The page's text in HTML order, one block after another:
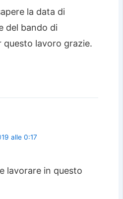
la data di
del bando di
questo lavoro grazie.
alle 0:17
lavorare in questo